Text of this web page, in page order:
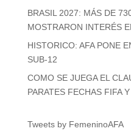
BRASIL 2027: MÁS DE
MOSTRARON INTERÉS
HISTORICO: AFA PONE
SUB-12
COMO SE JUEGA EL
PARATES FECHAS FIFA
Tweets by FemeninoAFA